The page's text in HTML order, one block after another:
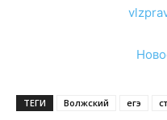
ТЕГИ Волжский егэ